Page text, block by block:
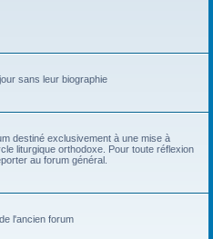
sans leur biographie
destiné exclusivement à une mise à
liturgique orthodoxe. Pour toute réflexion
au forum général.
l'ancien forum